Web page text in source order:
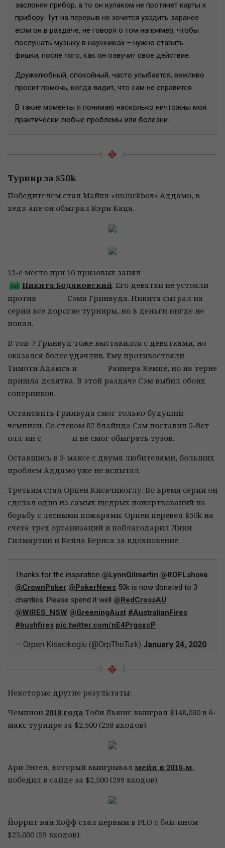
заслоняя прибор, а то он кулаком не протянет карты к
прибору. Тут на перерыв не хочется уходить заранее
если он в раздаче, не говоря о том например, чтобы
послушать музыку в наушниках – нужно ставить
фишки, после того, как он озвучит свое действие.
Дружелюбный, спокойный, часто улыбается, вежливо
просит помочь, когда видит, что сам не справится.
В такие моменты я понимаю насколько ничтожны мои
практически любые проблемы или болезни.
Турнир за $50k
Победителем стал Майкл «imluckbox» Аддамо, в
хедз-апе он обыграл Кэри Каца.
12-е место при 10 призовых занял
Никита Бодяковский. Его девятки не устояли
против
Сэма Гринвуда. Никита сыграл на
серии все дорогие турниры, но в деньги нигде не
попал.
В топ-7 Гринвуд тоже выставился с девятками, но
оказался более удачлив. Ему противостояли
Тимоти Адамса и
Райнера Кемпе, но на терне
пришла девятка. В этой раздаче Сэм выбил обоих
соперников.
Остановить Гринвуда смог только будущий
чемпион. Со стеком 82 блайнда Сэм поставил 5-бет
олл-ин с
и не смог обыграть тузов.
Оставшись в 3-максе с двумя любителями, больших
проблем Аддамо уже не испытал.
Третьим стал Орпен Кисачикоглу. Во время серии он
сделал одно из самых щедрых пожертвований на
борьбу с лесными пожарами. Орпен перевел $50k на
счета трех организаций и поблагодарил Линн
Гилмартин и Кейла Бернса за вдохновение.
Thanks for the inspiration @LynnGilmartin @ROFLshove
@CrownPoker @PokerNews 50k is now donated to 3
charities. Please spend it well @RedCrossAU
@WIRES_NSW @GreeningAust #AustralianFires
#bushfires pic.twitter.com/nE4PrgoxcP
— Orpen Kisacikoglu (@OrpTheTurk) January 24, 2020
Некоторые другие результаты:
Чемпион 2018 года Тоби Льюис выиграл $148,030 в 6-
макс турнире за $2,500 (258 входов).
Ари Энгел, который выигрывал мейн в 2016-м,
победил в сайде за $2,500 (299 входов).
Йоррит ван Хофф стал первым в PLO с бай-ином
$25,000 (59 входов).